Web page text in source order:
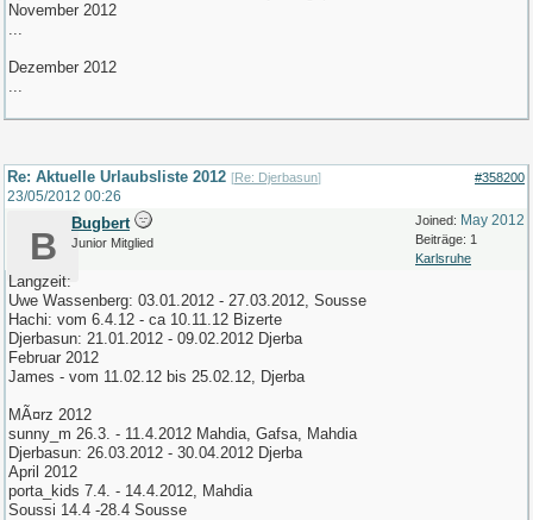
November 2012
...
Dezember 2012
...
Re: Aktuelle Urlaubsliste 2012 [Re: Djerbasun] #358200
23/05/2012 00:26
Joined: May 2012
Beiträge: 1
Karlsruhe
B
Bugbert
Junior Mitglied
Langzeit:
Uwe Wassenberg: 03.01.2012 - 27.03.2012, Sousse
Hachi: vom 6.4.12 - ca 10.11.12 Bizerte
Djerbasun: 21.01.2012 - 09.02.2012 Djerba
Februar 2012
James - vom 11.02.12 bis 25.02.12, Djerba
MÃ¤rz 2012
sunny_m 26.3. - 11.4.2012 Mahdia, Gafsa, Mahdia
Djerbasun: 26.03.2012 - 30.04.2012 Djerba
April 2012
porta_kids 7.4. - 14.4.2012, Mahdia
Soussi 14.4 -28.4 Sousse